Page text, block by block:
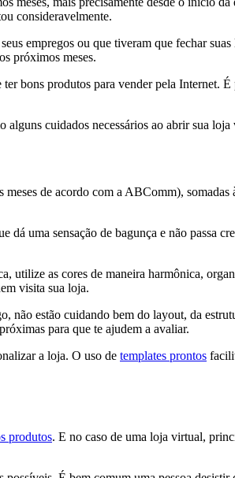
consideravelmente.
empregos ou que tiveram que fechar
próximos meses.
bons produtos para vender pela Internet.
cuidados necessários ao abrir sua
de acordo com a ABComm),
uma sensação de bagunça e não passa
utilize as cores de maneira harmônica,
visita sua loja.
não estão cuidando bem do layout, da
para que te ajudem a avaliar.
a loja. O uso de templates prontos
produtos. E no caso de uma loja virtual,